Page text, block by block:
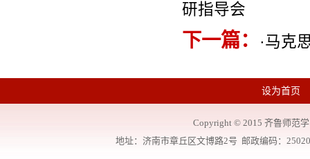
研指导会
下一篇： ·马克
设为首页
Copyright © 2015 齐鲁师范
地址：济南市章丘区文博路2号 邮政编码：